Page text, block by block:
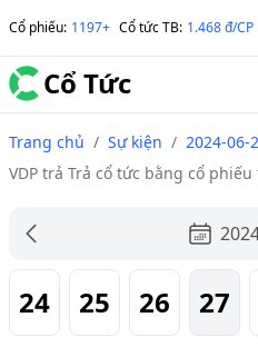
Cổ phiếu: 1197+ Cổ tức TB: 1.468 đ/CP
Cổ Tức
Trang chủ / Sự kiện / 2024-06-
VDP trả Trả cổ tức bằng cổ
24 25 26 27